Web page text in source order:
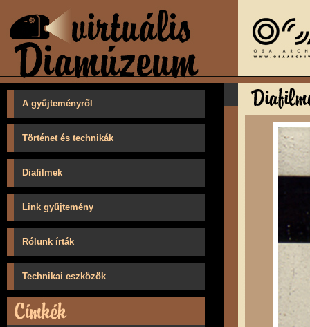
A gyűjteményről
Történet és technikák
Diafilmek
Link gyűjtemény
Rólunk írták
Technikai eszközök